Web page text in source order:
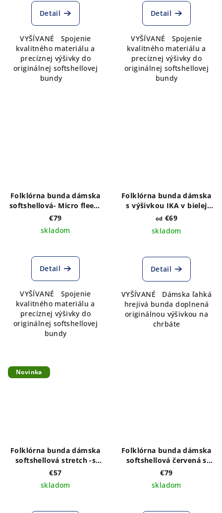
Detail
VYŠÍVANÉ Spojenie
kvalitného materiálu a
precíznej výšivky do
originálnej softshellovej
bundy
Detail
VYŠÍVANÉ Spojenie
kvalitného materiálu a
precíznej výšivky do
originálnej softshellovej
bundy
Folklórna bunda dámska
softshellová- Micro fleece
s VÝŠIVKOU vzoru IKA
€79
skladom
Detail
VYŠÍVANÉ Spojenie
kvalitného materiálu a
precíznej výšivky do
originálnej softshellovej
bundy
Folklórna bunda dámska
s výšivkou IKA v bielej
farbe - výber farby bundy
od €69
skladom
Detail
VYŠÍVANÉ Dámska ľahká
hrejivá bunda doplnená
originálnou výšivkou na
chrbáte
Novinka
Folklórna bunda dámska
softshellová stretch -s
VÝŠIVKOU vzoru Tatry a
orol vpredu a vzadu
€57
skladom
Folklórna bunda dámska
softshellová červená s
VÝŠIVKOU vzoru Adam v
bielej farbne vpredu a
vzadu
€79
skladom